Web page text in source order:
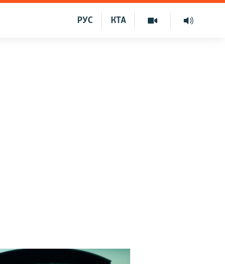
КТА
РУС